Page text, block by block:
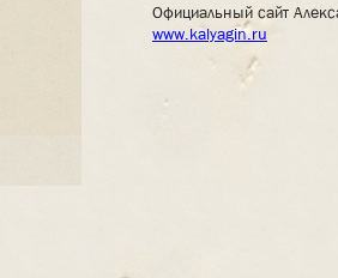
Официальный сайт
www.kalyagin.ru